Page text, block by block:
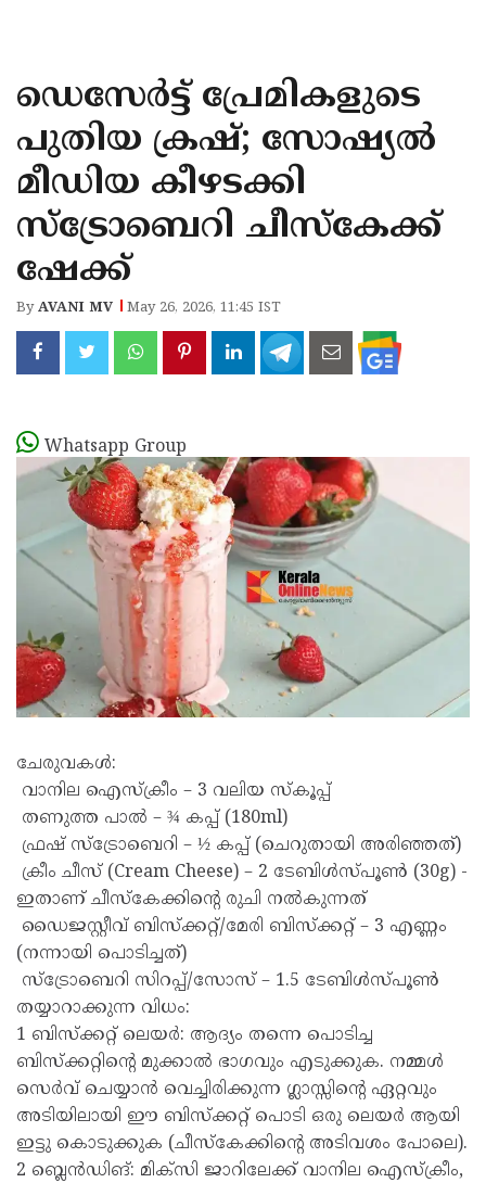
KANNUR
KASARAGOD
ഡെസേർട്ട് പ്രേമികളുടെ
പുതിയ ക്രഷ്; സോഷ്യൽ
മീഡിയ കീഴടക്കി
സ്ട്രോബെറി ചീസ്കേക്ക്
ഷേക്ക്
ByAVANI MV May 26, 2026, 11:45 IST
Whatsapp Group
ചേരുവകൾ:
വാനില ഐസ്ക്രീം – 3 വലിയ സ്കൂപ്പ്
തണുത്ത പാൽ – ¾ കപ്പ് (180ml)
ഫ്രഷ് സ്ട്രോബെറി – ½ കപ്പ് (ചെറുതായി അരിഞ്ഞത്)
ക്രീം ചീസ് (Cream Cheese) – 2 ടേബിൾസ്പൂൺ (30g) -
ഇതാണ് ചീസ്കേക്കിന്റെ രുചി നൽകുന്നത്
ഡൈജസ്റ്റീവ് ബിസ്ക്കറ്റ്/മേരി ബിസ്ക്കറ്റ് – 3 എണ്ണം
(നന്നായി പൊടിച്ചത്)
സ്ട്രോബെറി സിറപ്പ്/സോസ് – 1.5 ടേബിൾസ്പൂൺ
തയ്യാറാക്കുന്ന വിധം:
1 ബിസ്ക്കറ്റ് ലെയർ: ആദ്യം തന്നെ പൊടിച്ച
ബിസ്ക്കറ്റിന്റെ മുക്കാൽ ഭാഗവും എടുക്കുക. നമ്മൾ
സെർവ് ചെയ്യാൻ വെച്ചിരിക്കുന്ന ഗ്ലാസ്സിന്റെ ഏറ്റവും
അടിയിലായി ഈ ബിസ്ക്കറ്റ് പൊടി ഒരു ലെയർ ആയി
ഇട്ടു കൊടുക്കുക (ചീസ്കേക്കിന്റെ അടിവശം പോലെ).
2 ബ്ലെൻഡിങ്: മിക്സി ജാറിലേക്ക് വാനില ഐസ്ക്രീം,